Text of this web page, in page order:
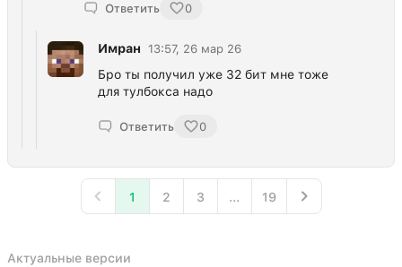
Ответить 0
Имран 13:57, 26 мар 26
Бро ты получил уже 32 бит мне тоже
для тулбокса надо
Ответить 0
1 2 3 ... 19
Актуальные версии